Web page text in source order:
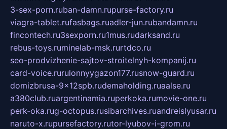
3-sex-porn.ruban-damn.rupurse-factory.ru
viagra-tablet.rufasbags.ruadler-jun.rubandamn.ru
fincontech.ru3sexporn.ru1mus.rudarksand.ru
rebus-toys.ruminelab-msk.rurtdco.ru
seo-prodvizhenie-sajtov-stroitelnyh-kompanij.ru
card-voice.rurulonnyygazon177.rusnow-guard.ru
domizbrusa-9x12spb.rudemaholding.ruaalse.ru
a380club.ruargentinamia.ruperkoka.rumovie-one.ru
perk-oka.rug-octopus.rusibarchives.ruandreislyusar.ru
naruto-x.rupursefactory.rutor-lyubov-i-grom.ru